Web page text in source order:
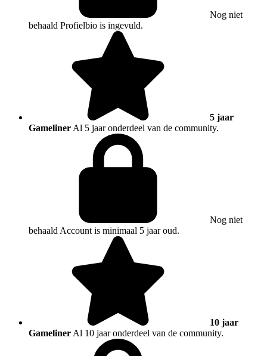
Nog niet
behaald Profielbio is ingevuld.
5 jaar
Gameliner Al 5 jaar onderdeel van de community.
Nog niet
behaald Account is minimaal 5 jaar oud.
10 jaar
Gameliner Al 10 jaar onderdeel van de community.